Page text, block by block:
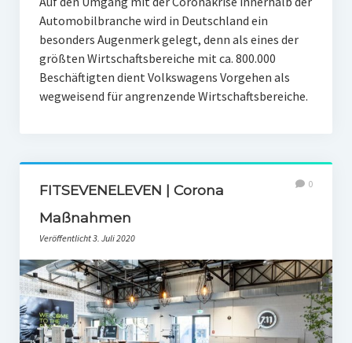
Automobilbranche wird in Deutschland ein
besonders Augenmerk gelegt, denn als eines der
größten Wirtschaftsbereiche mit ca. 800.000
Beschäftigten dient Volkswagens Vorgehen als
wegweisend für angrenzende Wirtschaftsbereiche.
FITSEVENELEVEN | Corona
Maßnahmen
Veröffentlicht 3. Juli 2020
0